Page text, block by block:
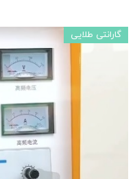
گارانتی طلایی